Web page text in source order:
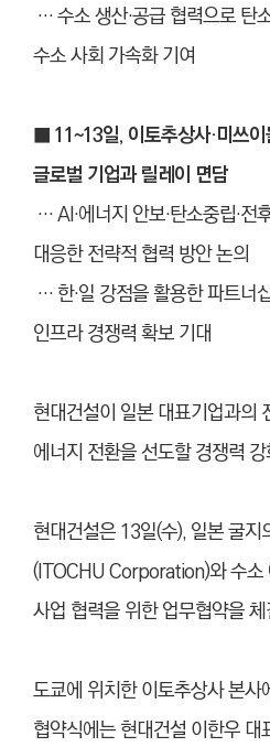
… 수소 생산·공급 협력으로 탄
수소 사회 가속화 기여
■ 11~13일, 이토추상사·미쓰
글로벌 기업과 릴레이 면담
… AI·에너지 안보·탄소중립·전
대응한 전략적 협력 방안 논의
… 한·일 강점을 활용한 파트너
인프라 경쟁력 확보 기대
현대건설이 일본 대표기업과의
에너지 전환을 선도할 경쟁력
현대건설은 13일(수), 일본 굴
(ITOCHU Corporation)와 수소
사업 협력을 위한 업무협약을
도쿄에 위치한 이토추상사 본사
협약식에는 현대건설 이한우 대